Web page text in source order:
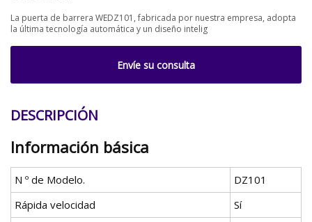
La puerta de barrera WEDZ101, fabricada por nuestra empresa, adopta
la última tecnología automática y un diseño intelig
Envíe su consulta
DESCRIPCIÓN
Información básica
N º de Modelo.
DZ101
Rápida velocidad
Sí